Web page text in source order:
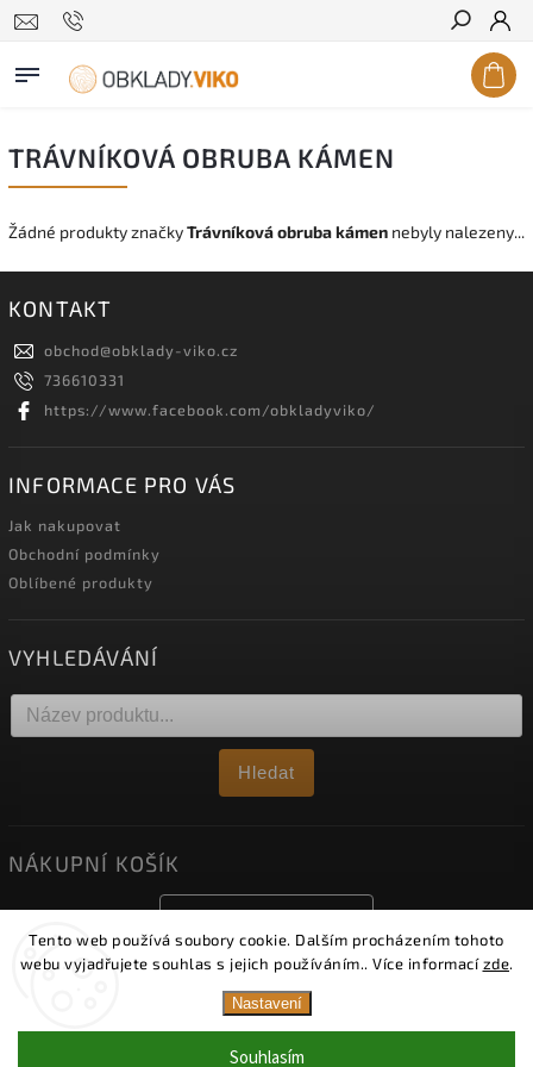
Tento web používá soubory cookie. Dalším procházením tohoto
webu vyjadřujete souhlas s jejich používáním.. Více informacízde.
Nastavení
Souhlasím
Upozornění: Od 1. 8. 2026 je naše vzorková prodejna
Hledat
TRÁVNÍKOVÁ OBRUBA KÁMEN
Žádné produkty značkyTrávníková obruba kámen nebyly nalezeny...
KONTAKT
obchod@obklady-viko.cz
736610331
https://www.facebook.com/obkladyviko/
INFORMACE PRO VÁS
Jak nakupovat
Obchodní podmínky
Oblíbené produkty
VYHLEDÁVÁNÍ
Hledat
NÁKUPNÍ KOŠÍK
Obklady Viko. Všechna práva vyhrazena.